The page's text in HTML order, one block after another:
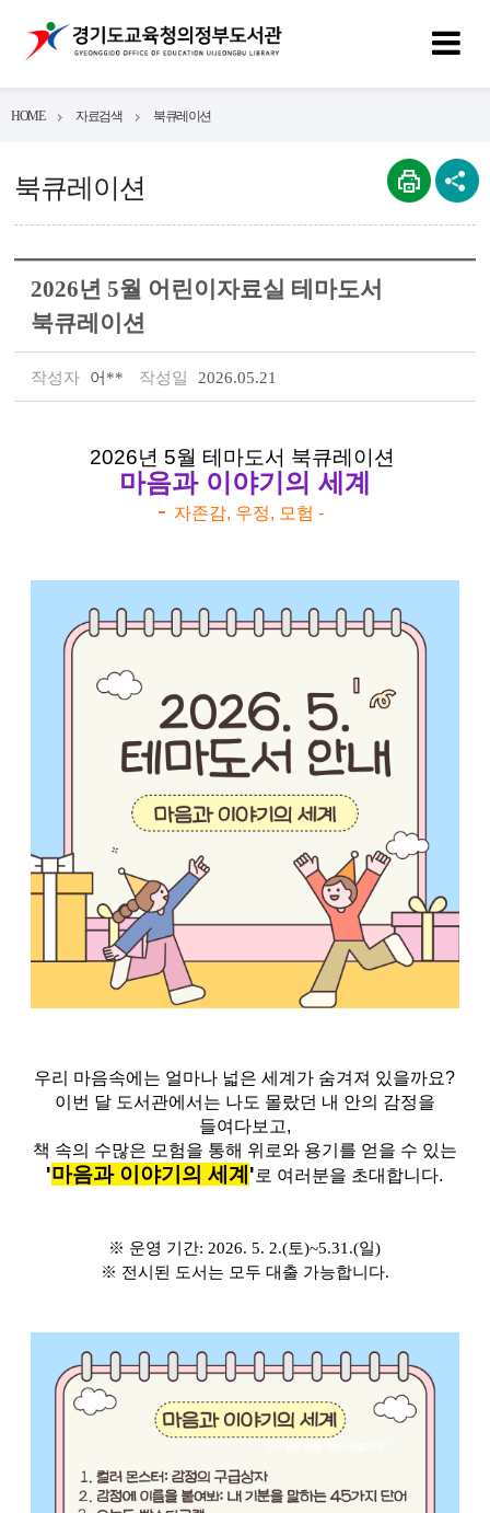
HOME 자료검색 북큐레이션
북큐레이션
2026년 5월 어린이자료실 테마도서
북큐레이션
작성자 어** 작성일 2026.05.21
2026년 5월 테마도서 북큐레이션
마음과 이야기의 세계
- ​ 자존감, 우정, 모험 -
우리 마음속에는 얼마나 넓은 세계가 숨겨져 있을까요?
이번 달 도서관에서는 나도 몰랐던 내 안의 감정을
들여다보고,
책 속의 수많은 모험을 통해 위로와 용기를 얻을 수 있는
'마음과 이야기의 세계 '로 여러분을 초대합니다.
※ 운영 기간: 2026. 5. 2.(토)~5.31.(일)
※ 전시된 도서는 모두 대출 가능합니다.